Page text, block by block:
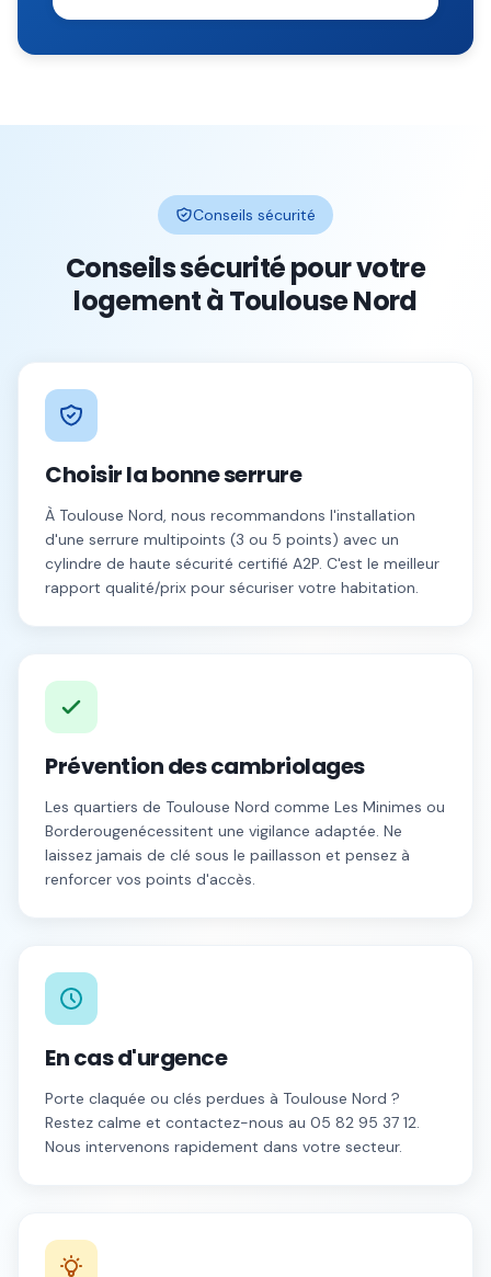
Conseils sécurité
Conseils sécurité pour votre
logement àToulouse Nord
Choisir la bonne serrure
À Toulouse Nord, nous recommandons l'installation
d'une serrure multipoints (3 ou 5 points) avec un
cylindre de haute sécurité certifié A2P. C'est le meilleur
rapport qualité/prix pour sécuriser votre habitation.
Prévention des cambriolages
Les quartiers de Toulouse Nord comme Les Minimes ou
Borderougenécessitent une vigilance adaptée. Ne
laissez jamais de clé sous le paillasson et pensez à
renforcer vos points d'accès.
En cas d'urgence
Porte claquée ou clés perdues à Toulouse Nord ?
Restez calme et contactez-nous au 05 82 95 37 12.
Nous intervenons rapidement dans votre secteur.